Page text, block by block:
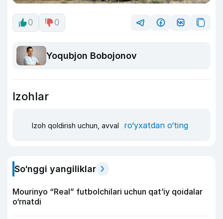
0 0
Yoqubjon Bobojonov
Izohlar
Izoh qoldirish uchun, avval ro‘yxatdan o‘ting
So‘nggi yangiliklar
Mourinyo “Real” futbolchilari uchun qat’iy qoidalar
o‘rnatdi